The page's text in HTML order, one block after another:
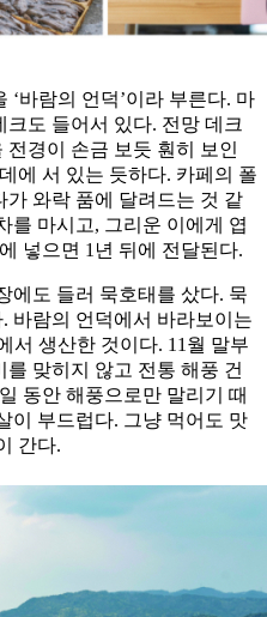
‘바람의 언덕’이라 부른다. 마
도 들어서 있다. 전망 데크
경이 손금 보듯 훤히 보인
에 서 있는 듯하다. 카페의 폴
와락 품에 달려드는 것 같
를 마시고, 그리운 이에게 엽
넣으면 1년 뒤에 전달된다.
에도 들러 묵호태를 샀다. 묵
바람의 언덕에서 바라보이는
서 생산한 것이다. 11월 말부
맞히지 않고 전통 해풍 건
동안 해풍으로만 말리기 때
이 부드럽다. 그냥 먹어도 맛
간다.